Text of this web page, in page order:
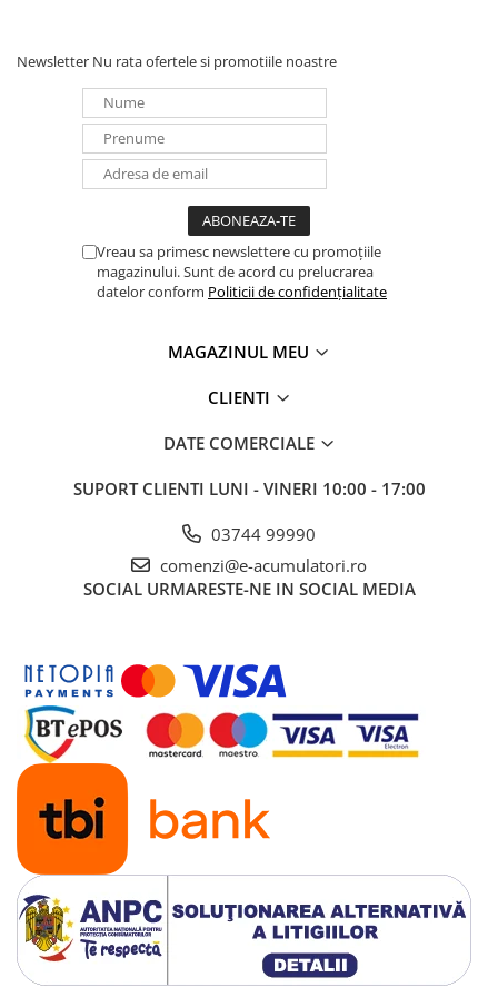
Racire/Incalzire
Statii energie portabile
Intrerupatoare si prize
structurata
Tablouri electrice
Laptop & PC accesorii, baterii,
cabluri USB, prelungitoare USB
Solutii solare portabile
Lichidare de stoc
Statii de incarcare EV
OUTLET
Pompe de caldura
Newsletter Nu rata ofertele si promotiile noastre
Vreau sa primesc newslettere cu promoțiile
magazinului. Sunt de acord cu prelucrarea
datelor conform Politicii de confidențialitate
MAGAZINUL MEU
CLIENTI
DATE COMERCIALE
SUPORT CLIENTI LUNI - VINERI 10:00 - 17:00
03744 99990
comenzi@e-acumulatori.ro
SOCIAL URMARESTE-NE IN SOCIAL MEDIA